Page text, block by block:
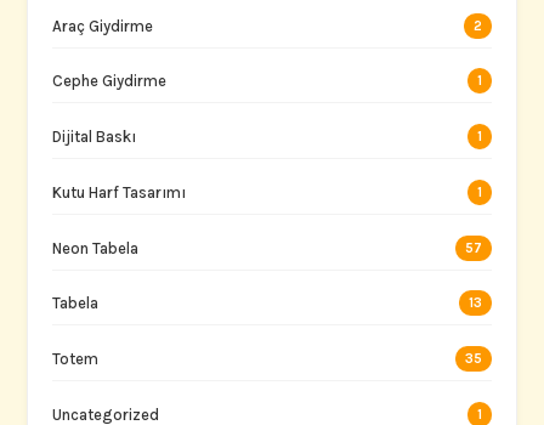
Araç Giydirme 2
Cephe Giydirme 1
Dijital Baskı 1
Kutu Harf Tasarımı 1
Neon Tabela 57
Tabela 13
Totem 35
Uncategorized 1